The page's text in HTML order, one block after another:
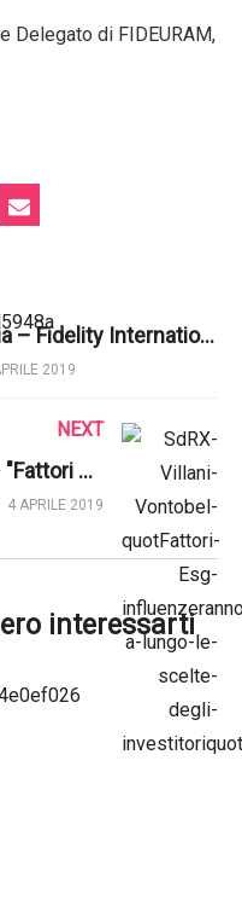
Delegato di FIDEURAM,
#SdRX – Schinaia – Fidelity International – "Importante la centralità del consulente finanziario"
2019
NEXT
#SdRX – Villani – Vontobel – "Fattori Esg influenzeranno a lungo le scelte degli investitori"
4 APRILE 2019
interessarti